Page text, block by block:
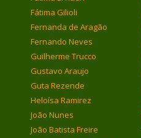
Fátima Gilioli
Fernanda de Aragão
Fernando Neves
Guilherme Trucco
Gustavo Araujo
Guta Rezende
Heloísa Ramirez
João Nunes
João Batista Freire